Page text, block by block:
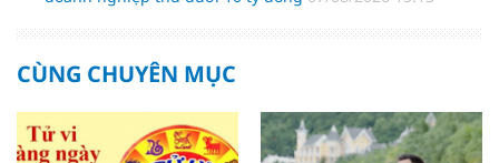
CÙNG CHUYÊN MỤC